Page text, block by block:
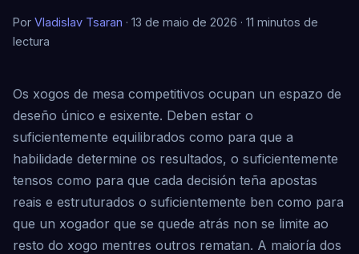
Por Vladislav Tsaran · 13 de maio de 2026 · 11 minutos de
lectura
Os xogos de mesa competitivos ocupan un espazo de
deseño único e esixente. Deben estar o
suficientemente equilibrados como para que a
habilidade determine os resultados, o suficientemente
tensos como para que cada decisión teña apostas
reais e estruturados o suficientemente ben como para
que un xogador que se quede atrás non se limite ao
resto do xogo mentres outros rematan. A maioría dos